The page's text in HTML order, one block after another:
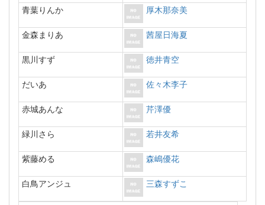
青葉りんか 厚木那奈美
金森まりあ 茜屋日海夏
黒川すず 徳井青空
だいあ 佐々木李子
赤城あんな 芹澤優
緑川さら 若井友希
紫藤める 森嶋優花
白鳥アンジュ 三森すずこ